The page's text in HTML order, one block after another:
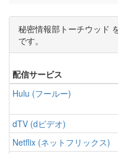
秘密情報部トーチウッド
です。
配信サービス
Hulu (フールー)
dTV (dビデオ)
Netflix (ネットフリックス)